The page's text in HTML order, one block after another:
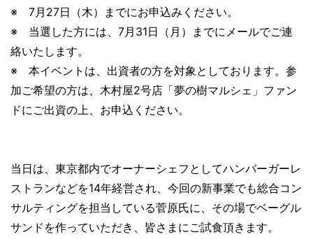
※ 7月27日（木）までにお申込みください。
※ 当選した方には、7月31日（月）までにメールでご連
絡いたします。
※ 本イベントは、出資者の方を対象としております。参
加ご希望の方は、木村屋2号店「夢の樹マルシェ」ファン
ドにご出資の上、お申込ください。
当日は、東京都内でオーナーシェフとしてハンバーガーレ
ストランなどを14年経営され、今回の新事業でも総合コン
サルティングを担当している菅原氏に、その場でベーグル
サンドを作っていただき、皆さまにご試食頂きます。